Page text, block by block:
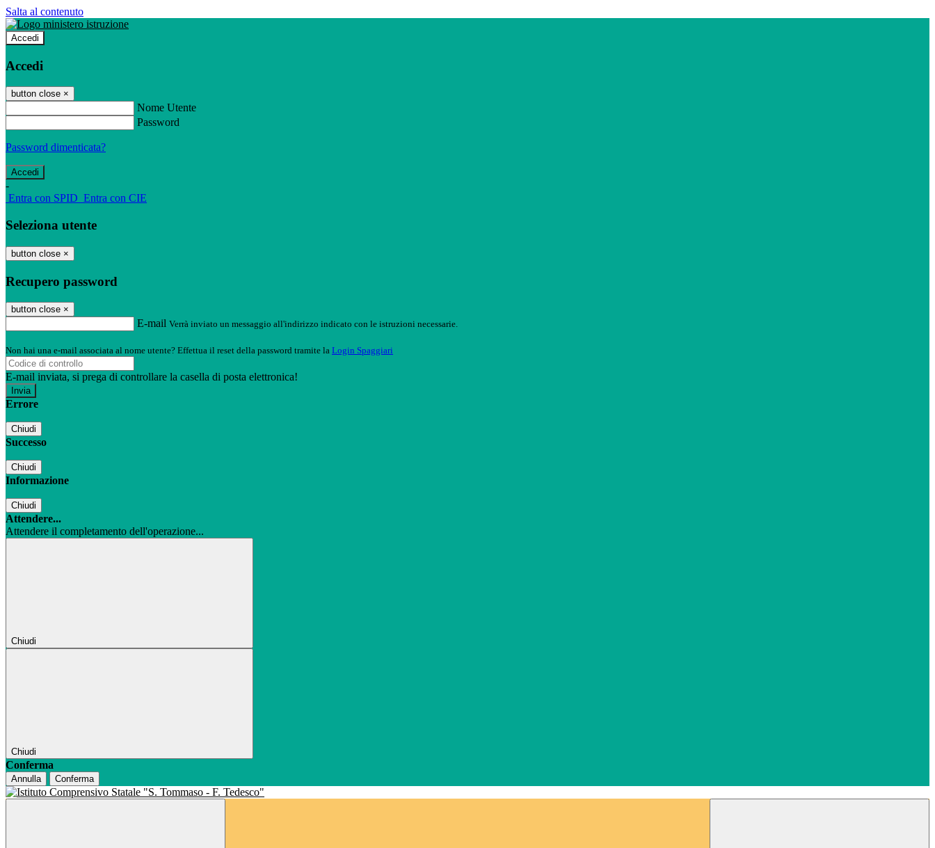
Salta al contenuto
Accedi
Accedi
button close ×
Nome Utente
Password
Password dimenticata?
-
Entra con SPID Entra con CIE
Seleziona utente
button close ×
Recupero password
button close ×
E-mail Verrà inviato un messaggio all'indirizzo indicato con le istruzioni necessarie.
Non hai una e-mail associata al nome utente? Effettua il reset della password tramite la Login Spaggiari
E-mail inviata, si prega di controllare la casella di posta elettronica!
Errore
Chiudi
Successo
Chiudi
Informazione
Chiudi
Attendere...
Attendere il completamento dell'operazione...
Chiudi
Chiudi
Conferma
Annulla Conferma